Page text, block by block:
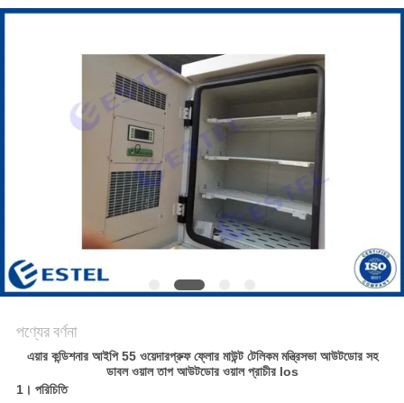
PRIVACY
পণ্যের বর্ণনা
এয়ার কন্ডিশনার আইপি 55 ওয়েদারপ্রুফ ফ্লোর মাউন্ট টেলিকম মন্ত্রিসভা আউটডোর সহ
ডাবল ওয়াল তাপ আউটডোর ওয়াল প্রাচীর los
1। পরিচিতি